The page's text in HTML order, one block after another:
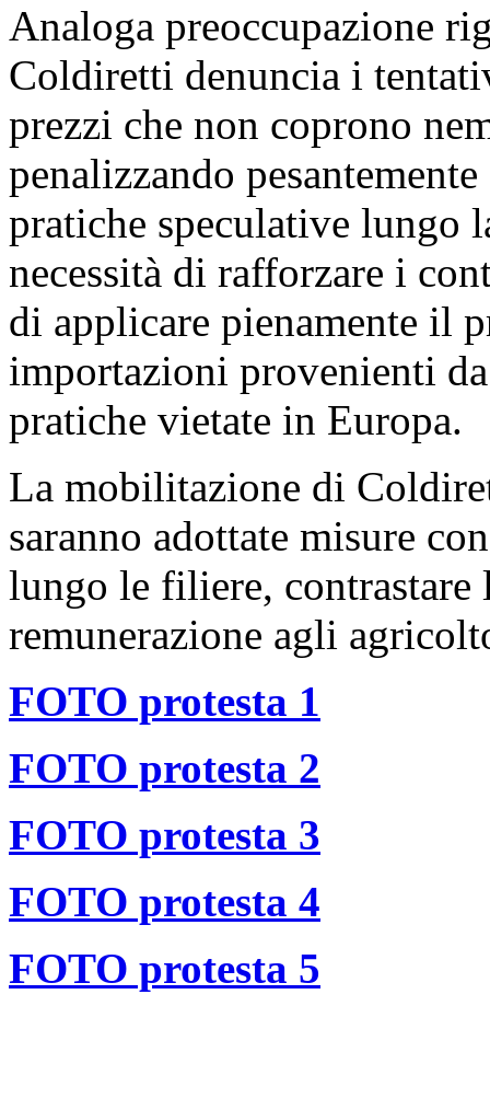
Analoga preoccupazione
Coldiretti denuncia i
prezzi che non coprono
penalizzando
pratiche speculative lungo
necessità di rafforzare i
di applicare pienamente il
importazioni provenienti
pratiche vietate in Europa.
La mobilitazione di
saranno adottate misure
lungo le filiere, contrastare
remunerazione agli
FOTO protesta 1
FOTO protesta 2
FOTO protesta 3
FOTO protesta 4
FOTO protesta 5